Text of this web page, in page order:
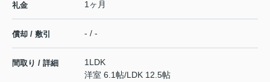
礼金 1ヶ月
償却 / 敷引 - / -
間取り / 詳細
1LDK
洋室 6.1帖/LDK 12.5帖